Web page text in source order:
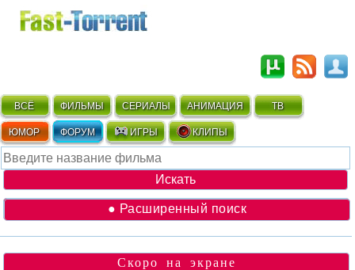
ВСЁ ФИЛЬМЫ СЕРИАЛЫ АНИМАЦИЯ ТВ
ЮМОР ФОРУМ ИГРЫ КЛИПЫ
● Расширенный поиск
Скоро на экране